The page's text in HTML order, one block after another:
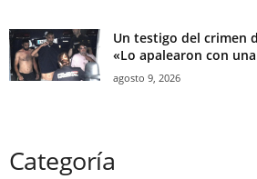
Un testigo del crimen
«Lo apalearon con
agosto 9, 2026
Categoría